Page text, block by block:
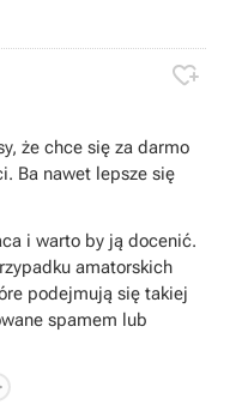

że chce się za darmo
Ba nawet lepsze się
i warto by ją docenić.
amatorskich
podejmują się takiej
spamem lub